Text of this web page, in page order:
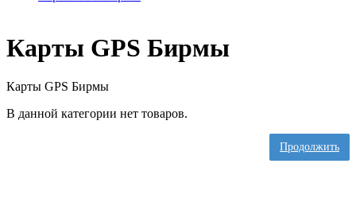
Карты GPS Бирмы
Карты GPS Бирмы
В данной категории нет товаров.
Продолжить